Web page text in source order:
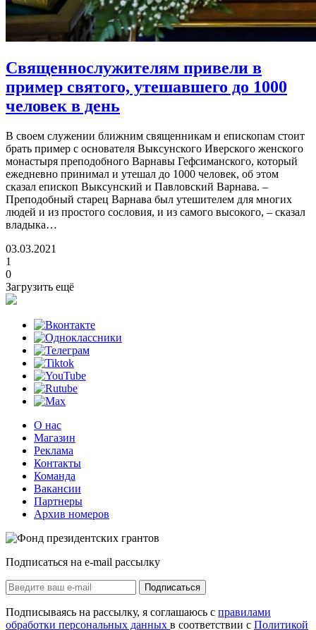
Священнослужителям привели в
пример святого, утешавшего до 1000
человек в день
В своем служении ближним священникам и епископам стоит
брать пример с основателя Выксунского Иверского женского
монастыря преподобного Варнавы Гефсиманского, который
ежедневно принимал и утешал до 1000 человек, об этом
сказал епископ Выксунский и Павловский Варнава. –
Преподобный старец Варнава был утешителем для многих
людей и из простого сословия, и из самого высокого, – сказал
владыка…
03.03.2021
1
0
Загрузить ещё
О нас
Магазин
Реклама
Контакты
Команда
Вакансии
Партнеры
Архив номеров
Подписаться на e-mail рассылку
Подписаться
Подписываясь на рассылку, я соглашаюсь с правилами
обработки персональных данных в соответствии с Политикой